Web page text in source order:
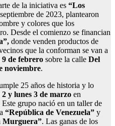
de la iniciativa es “Los
de 2023, plantearon
y colores que los
Desde el comienzo se financian
donde venden productos de
que la conforman se van a
9 de febrero sobre la calle Del
noviembre.
25 años de historia y lo
y lunes 3 de marzo en
Este grupo nació en un taller de
“República de Venezuela” y
Murguera”. Las ganas de los